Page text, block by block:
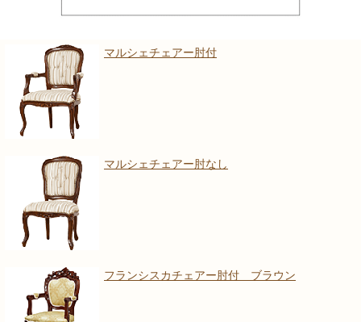
マルシェチェアー肘付
マルシェチェアー肘なし
フランシスカチェアー肘付 ブラウン